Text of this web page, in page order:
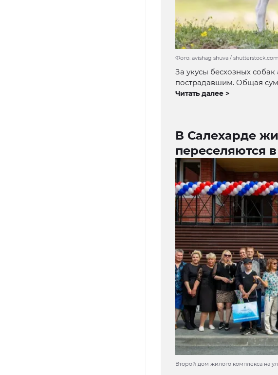
Фото: avishag shuva / shutterstock.com
За укусы бесхозных
пострадавшим. Общая
Читать далее >
В Салехарде
переселяются
Второй дом жилого комплекса на